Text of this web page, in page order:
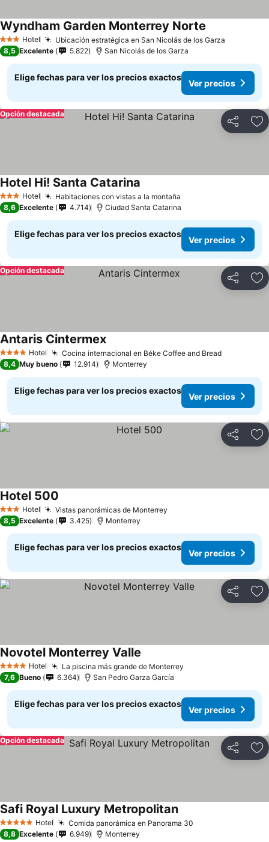
3 Estrellas
Hotel Ubicación estratégica en San Nicolás de los Garza
Wyndham Garden Monterrey Norte
8,5 Excelente 5.822 San Nicolás de los Garza
Elige fechas para ver los precios exactos
Ver precios
Compartir
Opción destacada
3 Estrellas
Hotel Habitaciones con vistas a la montaña
Hotel Hi! Santa Catarina
8,6 Excelente 4.714 Ciudad Santa Catarina
Elige fechas para ver los precios exactos
Ver precios
Compartir
Opción destacada
4 EstrellasHotel Cocina internacional en Béke Coffee and BreadVer
Antaris CintermexVer precios
8,4 Muy bueno 12.914 Monterrey
Elige fechas para ver los precios exactos
Ver precios
Compartir
3 Estrellas
Hotel Vistas panorámicas de Monterrey
Hotel 500
8,5 Excelente 3.425 Monterrey
Elige fechas para ver los precios exactos
Ver precios
Compartir
4 EstrellasHotel La piscina más grande de Monterrey
Novotel Monterrey Valle
7,6 Bueno 6.364 San Pedro Garza García
Elige fechas para ver los precios exactos
Ver precios
Compartir
Opción destacada
5 Estrellas Hotel Comida panorámica en Panorama 30
Safi Royal Luxury MetropolitanVer precios
8,8 Excelente 6.949 Monterrey